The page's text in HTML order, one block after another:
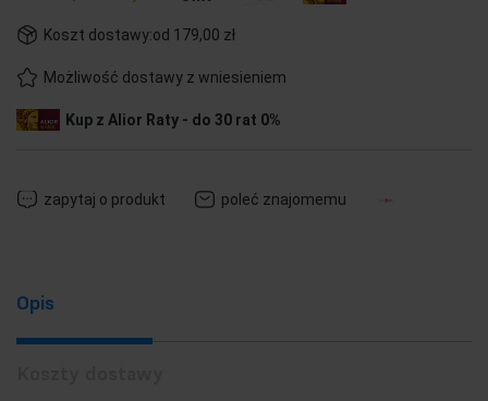
Koszt dostawy:od 179,00 zł
Możliwość dostawy z wniesieniem
Kup z Alior Raty - do 30 rat 0%
zapytaj o produkt poleć znajomemu
Opis